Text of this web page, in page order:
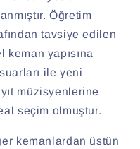
Öğretim
tavsiye edilen
yapısına
ile yeni
müzisyenlerine
seçim olmuştur.
kemanlardan üstün